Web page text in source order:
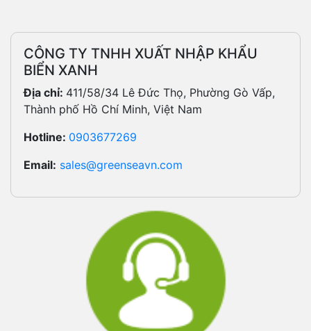
CÔNG TY TNHH XUẤT NHẬP KHẨU
BIỂN XANH
Địa chỉ: 411/58/34 Lê Đức Thọ, Phường Gò Vấp,
Thành phố Hồ Chí Minh, Việt Nam
Hotline: 0903677269
Email: sales@greenseavn.com